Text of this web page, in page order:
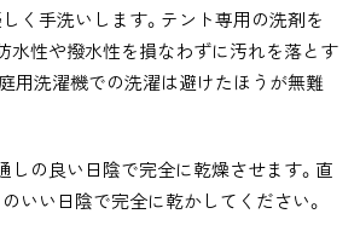
く手洗いします。テント専用の洗剤を
水性や撥水性を損なわずに汚れを落とす
用洗濯機での洗濯は避けたほうが無難
しの良い日陰で完全に乾燥させます。直
いい日陰で完全に乾かしてください。